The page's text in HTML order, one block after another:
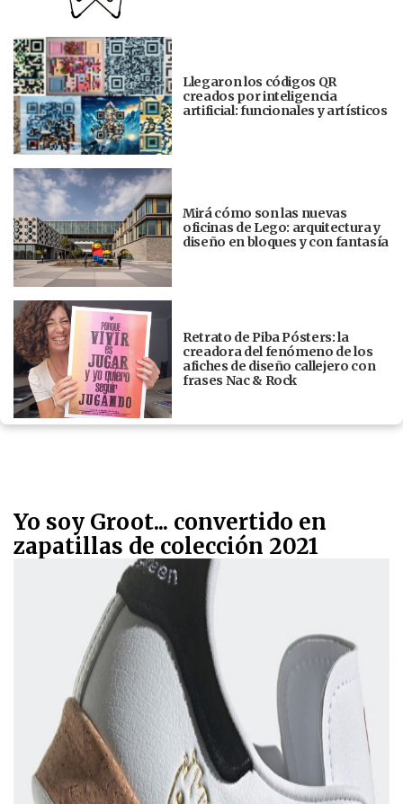
Llegaron los códigos QR
creados por inteligencia
artificial: funcionales y artísticos
Mirá cómo son las nuevas
oficinas de Lego: arquitectura y
diseño en bloques y con fantasía
Retrato de Piba Pósters: la
creadora del fenómeno de los
afiches de diseño callejero con
frases Nac & Rock
Yo soy Groot... convertido en
zapatillas de colección 2021